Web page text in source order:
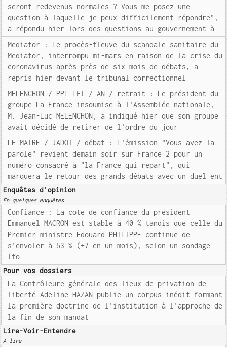
seront redevenus normales ? Vous me posez une
question à laquelle je peux difficilement répondre",
a répondu hier lors des questions au gouvernement à
Mediator : Le procès-fleuve du scandale sanitaire du
Mediator, interrompu mi-mars en raison de la crise du
coronavirus après près de six mois de débats, a
repris hier devant le tribunal correctionnel
MELENCHON / PPL LFI / AN / retrait : Le président du
groupe La France insoumise à l'Assemblée nationale,
M. Jean-Luc MELENCHON, a indiqué hier que son groupe
avait décidé de retirer de l'ordre du jour
LE MAIRE / JADOT / débat : L'émission "Vous avez la
parole" revient demain soir sur France 2 pour un
numéro consacré à "la France qui repart", qui
marquera le retour des grands débats avec un duel ent
Enquêtes d'opinion
En quelques enquêtes
Confiance : La cote de confiance du président
Emmanuel MACRON est stable à 40 % tandis que celle du
Premier ministre Edouard PHILIPPE continue de
s'envoler à 53 % (+7 en un mois), selon un sondage
Ifo
Pour vos dossiers
La Contrôleure générale des lieux de privation de
liberté Adeline HAZAN publie un corpus inédit formant
la première doctrine de l'institution à l'approche de
la fin de son mandat
Lire-Voir-Entendre
A lire